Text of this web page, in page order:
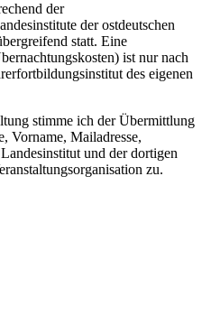
der
der ostdeutschen
statt. Eine
ist nur nach
des eigenen
stimme ich der Übermittlung
Vorname, Mailadresse,
und der dortigen
zu.